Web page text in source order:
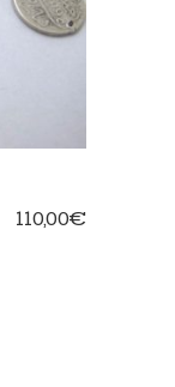
110,00€